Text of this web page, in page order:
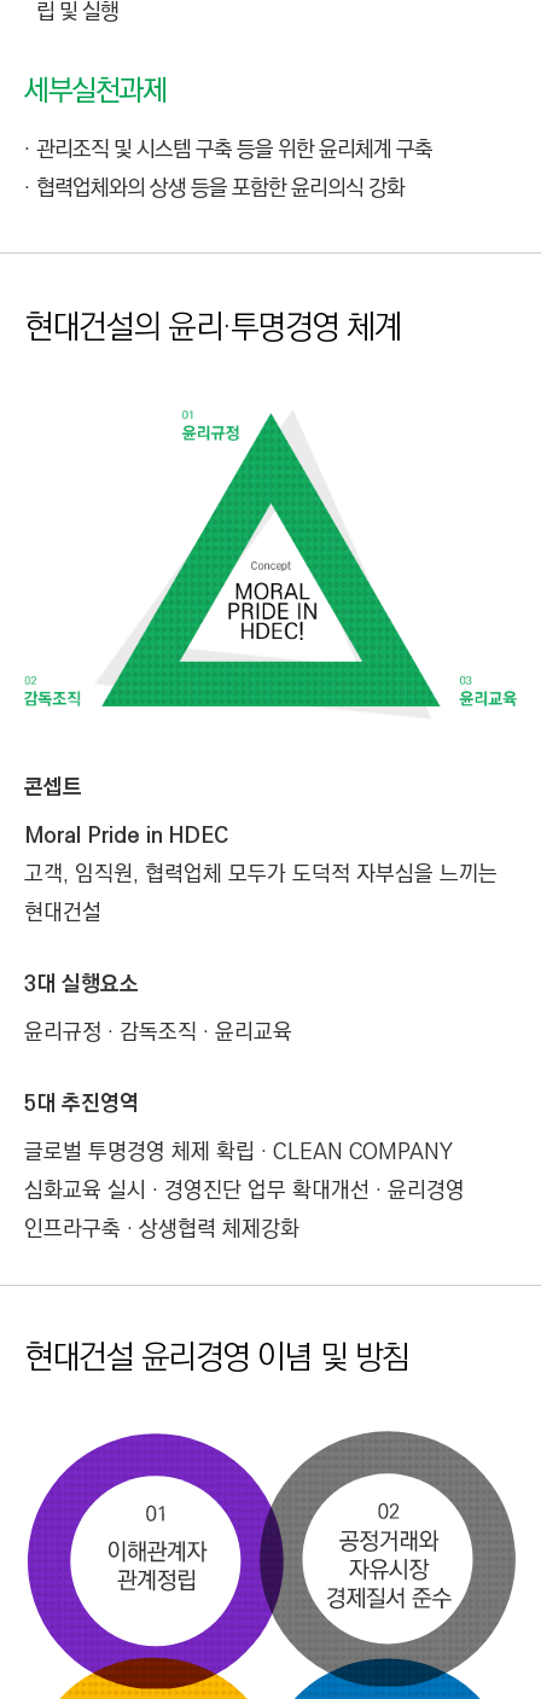
립 및 실행
세부실천과제
관리조직 및 시스템 구축 등을 위한 윤리체계 구축
협력업체와의 상생 등을 포함한 윤리의식 강화
현대건설의 윤리·투명경영 체계
콘셉트
Moral Pride in HDEC
고객, 임직원, 협력업체 모두가 도덕적 자부심을 느끼는
현대건설
3대 실행요소
윤리규정 · 감독조직 · 윤리교육
5대 추진영역
글로벌 투명경영 체제 확립 · CLEAN COMPANY
심화교육 실시 · 경영진단 업무 확대개선 · 윤리경영
인프라구축 · 상생협력 체제강화
현대건설 윤리경영 이념 및 방침